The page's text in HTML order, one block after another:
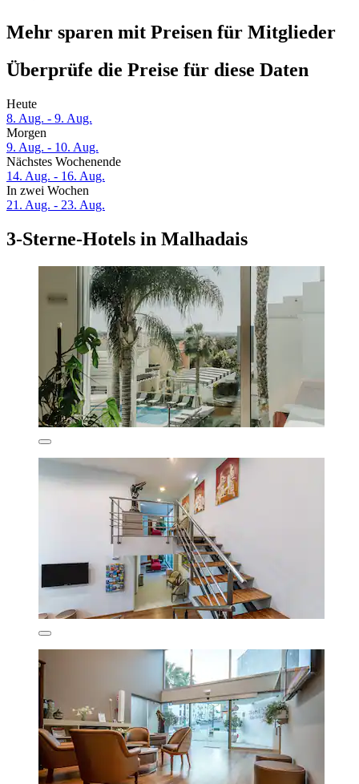
Mehr sparen mit Preisen für Mitglieder
Überprüfe die Preise für diese Daten
Heute
8. Aug. - 9. Aug.
Morgen
9. Aug. - 10. Aug.
Nächstes Wochenende
14. Aug. - 16. Aug.
In zwei Wochen
21. Aug. - 23. Aug.
3-Sterne-Hotels in Malhadais